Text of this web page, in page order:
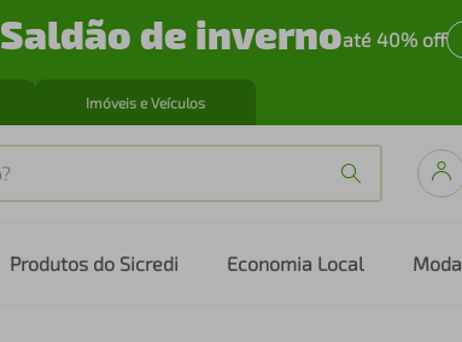
Saldão de invernoaté 40% off
Imóveis e Veículos
Produtos do Sicredi Economia Local Moda